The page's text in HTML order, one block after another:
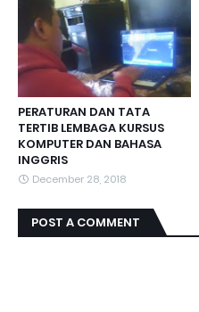
PERATURAN DAN TATA
TERTIB LEMBAGA KURSUS
KOMPUTER DAN BAHASA
INGGRIS
December 28, 2018
POST A COMMENT